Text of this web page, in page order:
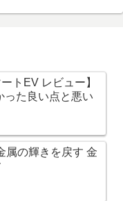
トEV レビュー】
った良い点と悪い
属の輝きを戻す 金